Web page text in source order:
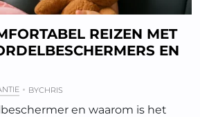
REIZEN MET
EN
BYCHRIS
en waarom is het